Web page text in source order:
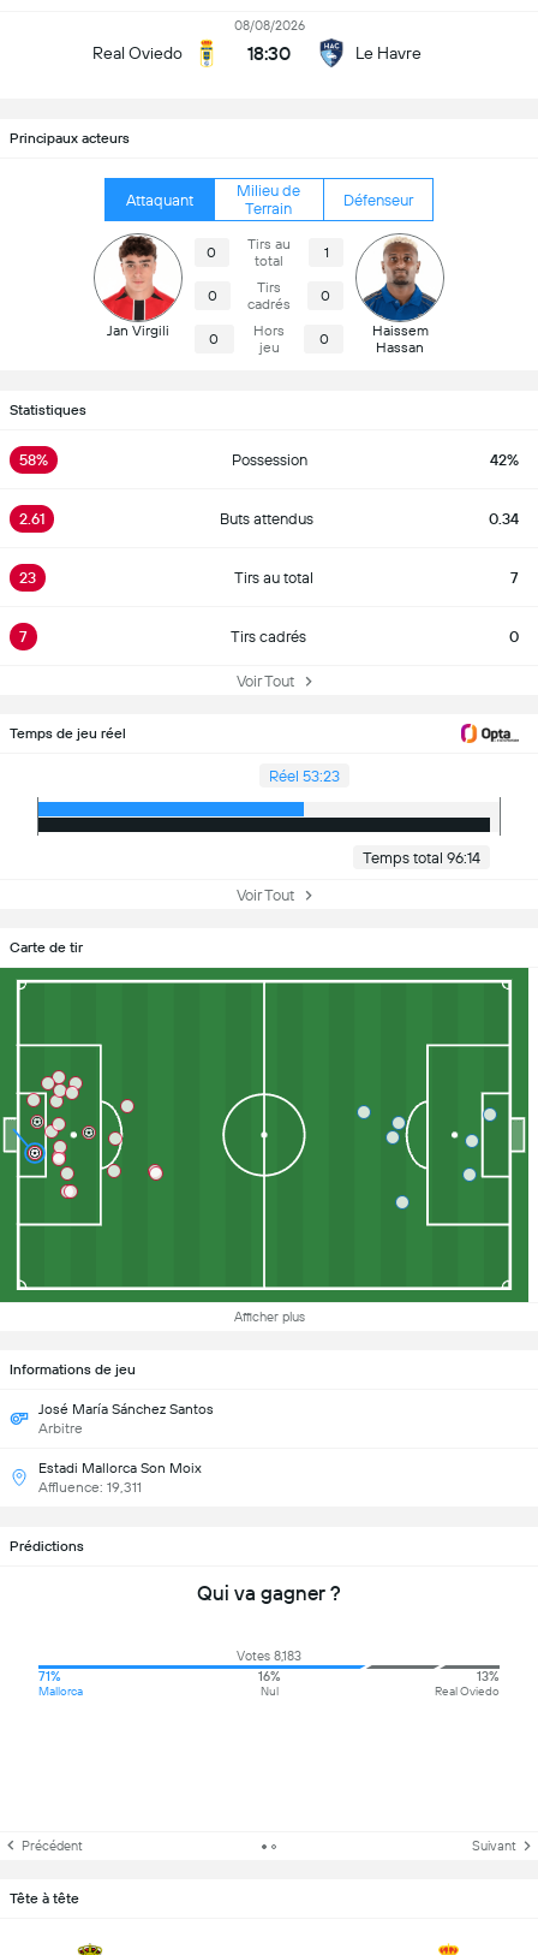
Real Oviedo
08/08/2026
18:30 Le Havre
Principaux acteurs
Attaquant
Milieu de
Terrain
Défenseur
Jan Virgili
0
Tirs au
total
1
0
Tirs
cadrés
0
0
Hors
jeu
0
Haissem
Hassan
Statistiques
58% Possession 42%
2.61 Buts attendus 0.34
23 Tirs au total 7
7 Tirs cadrés 0
Voir Tout
Temps de jeu réel
Réel 53:23
Temps total 96:14
Voir Tout
Carte de tir
Afficher plus
Informations de jeu
José María Sánchez Santos
Arbitre
Estadi Mallorca Son Moix
Affluence: 19,311
Prédictions
Qui va gagner ?
Votes 8,183
71%
Mallorca
16%
Nul
13%
Real Oviedo
Précédent Suivant
Tête à tête